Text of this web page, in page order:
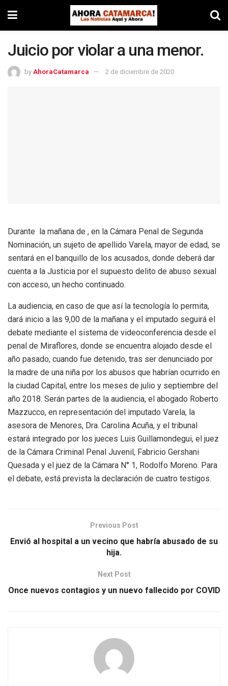
Juicio por violar a una menor.
by AhoraCatamarca 2 de diciembre de 2020
Durante la mañana de , en la Cámara Penal de Segunda
Nominación, un sujeto de apellido Varela, mayor de edad, se
sentará en el banquillo de los acusados, donde deberá dar
cuenta a la Justicia por el supuesto delito de abuso sexual
con acceso, un hecho continuado.
La audiencia, en caso de que así la tecnología lo permita,
dará inicio a las 9,00 de la mañana y el imputado seguirá el
debate mediante el sistema de videoconferencia desde el
penal de Miraflores, donde se encuentra alojado desde el
año pasado, cuando fue detenido, tras ser denunciado por
la madre de una niña por los abusos que habrían ocurrido en
la ciudad Capital, entre los meses de julio y septiembre del
año 2018. Serán partes de la audiencia, el abogado Roberto
Mazzucco, en representación del imputado Varela, la
asesora de Menores, Dra. Carolina Acuña, y el tribunal
estará integrado por los jueces Luis Guillamondegui, el juez
de la Cámara Criminal Penal Juvenil, Fabricio Gershani
Quesada y el juez de la Cámara N° 1, Rodolfo Moreno. Para
el debate, está prevista la declaración de cuatro testigos.
Previous Post
Envió al hospital a un vecino que habría abusado de su
hija.
Next Post
Once nuevos contagios y un nuevo fallecido por COVID